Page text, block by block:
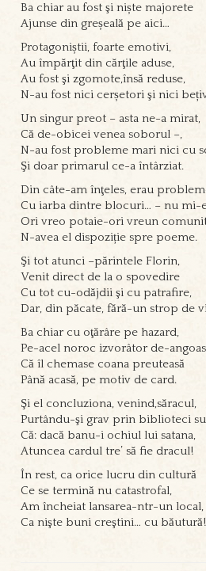
Ba chiar au fost şi niște majorete
Ajunse din greșeală pe aici…
Protagoniștii, foarte emotivi,
Au împărţit din cărţile aduse,
Au fost şi zgomote,însă reduse,
N-au fost nici cerșetori şi nici
Un singur preot – asta ne-a mirat,
Că de-obicei venea soborul –,
N-au fost probleme mari nici cu
Şi doar primarul ce-a întârziat.
Din câte-am înţeles, erau
Cu iarba dintre blocuri… – nu mi-
Ori vreo potaie-ori vreun
N-avea el dispoziție spre poeme.
Şi tot atunci –părintele Florin,
Venit direct de la o spovedire
Cu tot cu-odăjdii şi cu patrafire,
Dar, din păcate, fără-un strop de
Ba chiar cu oţărâre pe hazard,
Pe-acel noroc izvorâtor de-
Că îl chemase coana preuteasă
Până acasă, pe motiv de card.
Şi el concluziona, venind,săracul,
Purtându-şi grav prin biblioteci
Că: dacă banu-i ochiul lui satana,
Atuncea cardul tre’ să fie dracul!
În rest, ca orice lucru din cultură
Ce se termină nu catastrofal,
Am încheiat lansarea-ntr-un local,
Ca nişte buni creştini… cu băutură!